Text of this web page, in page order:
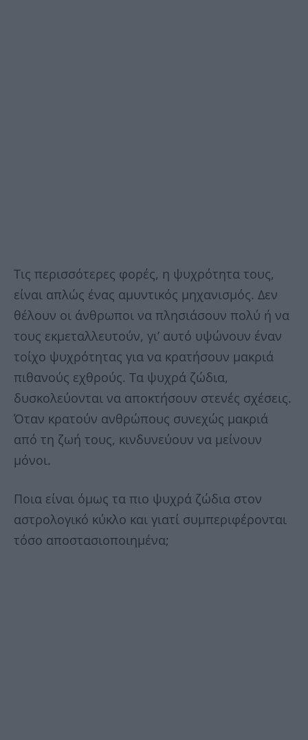
Τις περισσότερες φορές, η ψυχρότητα τους,
είναι απλώς ένας αμυντικός μηχανισμός. Δεν
θέλουν οι άνθρωποι να πλησιάσουν πολύ ή να
τους εκμεταλλευτούν, γι’ αυτό υψώνουν έναν
τοίχο ψυχρότητας για να κρατήσουν μακριά
πιθανούς εχθρούς. Τα ψυχρά ζώδια,
δυσκολεύονται να αποκτήσουν στενές σχέσεις.
Όταν κρατούν ανθρώπους συνεχώς μακριά
από τη ζωή τους, κινδυνεύουν να μείνουν
μόνοι.
Ποια είναι όμως τα πιο ψυχρά ζώδια στον
αστρολογικό κύκλο και γιατί συμπεριφέρονται
τόσο αποστασιοποιημένα;